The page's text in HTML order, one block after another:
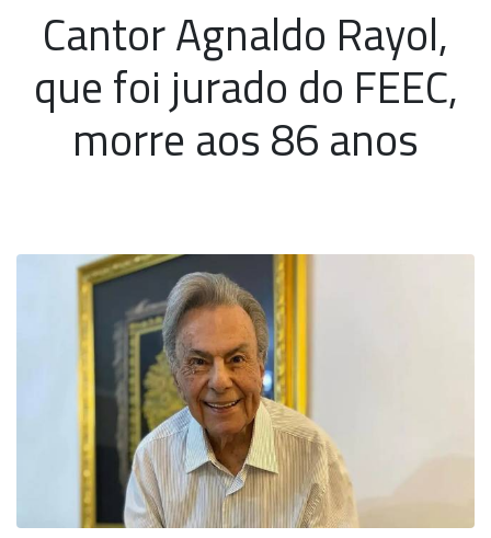
Cantor Agnaldo Rayol,
que foi jurado do FEEC,
morre aos 86 anos